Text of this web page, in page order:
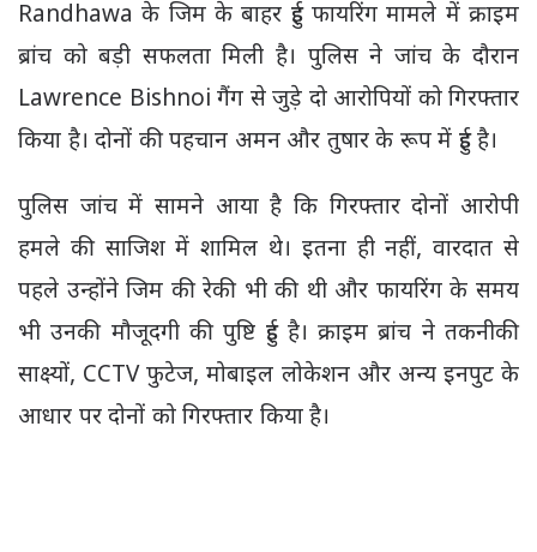
Randhawa के जिम के बाहर हुई फायरिंग मामले में क्राइम
ब्रांच को बड़ी सफलता मिली है। पुलिस ने जांच के दौरान
Lawrence Bishnoi गैंग से जुड़े दो आरोपियों को गिरफ्तार
किया है। दोनों की पहचान अमन और तुषार के रूप में हुई है।
पुलिस जांच में सामने आया है कि गिरफ्तार दोनों आरोपी
हमले की साजिश में शामिल थे। इतना ही नहीं, वारदात से
पहले उन्होंने जिम की रेकी भी की थी और फायरिंग के समय
भी उनकी मौजूदगी की पुष्टि हुई है। क्राइम ब्रांच ने तकनीकी
साक्ष्यों, CCTV फुटेज, मोबाइल लोकेशन और अन्य इनपुट के
आधार पर दोनों को गिरफ्तार किया है।